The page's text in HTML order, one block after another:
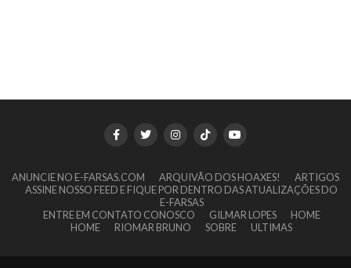
ANUNCIE NO E-FARSAS.COM ARQUIVÃO DOS HOAXES!
ARTIGOS
ASSINE NOSSO FEED E FIQUE POR DENTRO DAS ATUALIZAÇÕES DO
E-FARSAS
ENTRE EM CONTATO CONOSCO
GILMAR LOPES
HOME
HOME
RIOMAR BRUNO SOBRE ULTIMAS